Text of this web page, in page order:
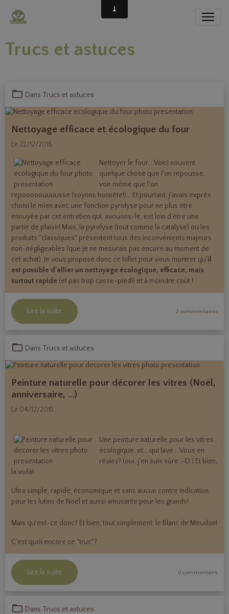
Trucs et astuces
Dans Trucs et astuces
Nettoyage efficace et écologique du four
Le 22/12/2015
Nettoyer le four... Voici souvent
quelque chose que l'on repousse,
voir même que l'on
repooooouuuusse (soyons honnête!)... Et pourtant, j'avais exprès
choisi le mien avec une fonction pyrolyse pour ne plus être
ennuyée par cet entretien qui, avouons-le, est loin d'être une
partie de plaisir! Mais, la pyrolyse (tout comme la catalyse) ou les
produits "classiques" présentent tous des inconvénients majeurs
non-négligeables (que je ne mesurais pas encore au moment de
cet achat). Je vous propose donc ce billet pour vous montrer qu'il
est possible d'allier un nettoyage écologique, efficace, mais
surtout rapide (et pas trop casse-pied!) et à moindre coût !
Lire la suite 2 commentaires
Dans Trucs et astuces
Peinture naturelle pour décorer les vitres (Noël,
anniversaire, ...)
Le 04/12/2015
Une peinture naturelle pour les vitres ,
écologique, et... qui lave... Vous en
rêviez? (oui, j'en suis sûre :-D ) Et bien,
la voilà!
Ultra simple, rapide, économique et sans aucun contre indication
pour les lutins de Noël et aussi amusante pour les grands!
Mais qu'est-ce donc? Et bien, tout simplement: le Blanc de Meudon!
C'est quoi encore ce "truc"?
Lire la suite 0 commentaire
Dans Trucs et astuces